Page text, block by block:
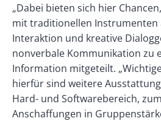
„Dabei bieten sich hier
mit traditionellen Instrumenten
Interaktion und kreative
nonverbale Kommunikation zu
Information mitgeteilt.
hierfür sind weitere
Hard- und Softwarebereich,
Anschaffungen in